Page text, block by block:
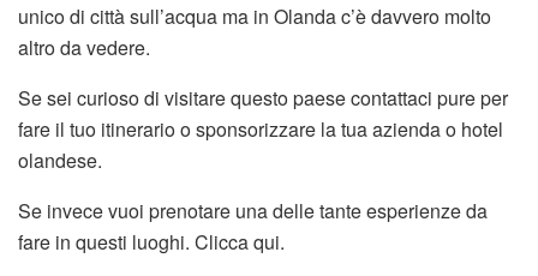
unico di città sull’acqua ma in Olanda c’è davvero molto
altro da vedere.
Se sei curioso di visitare questo paese contattaci pure per
fare il tuo itinerario o sponsorizzare la tua azienda o hotel
olandese.
Se invece vuoi prenotare una delle tante esperienze da
fare in questi luoghi. Clicca qui.